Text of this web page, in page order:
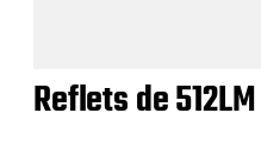
Reflets de 512LM